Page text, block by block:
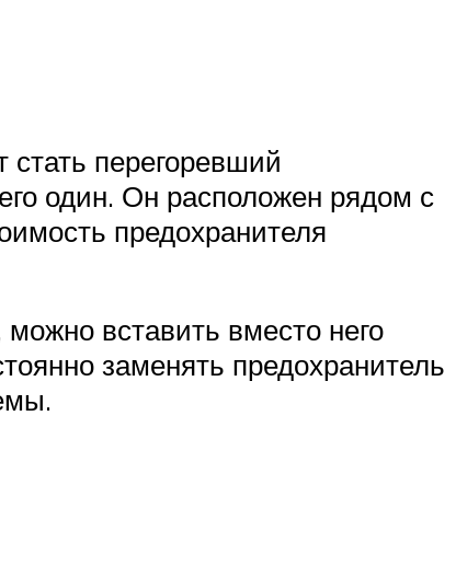
перегоревший
один. Он расположен рядом с
предохранителя
вставить вместо него
заменять предохранитель